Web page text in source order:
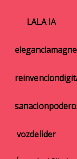
LALA IA
vozdelider